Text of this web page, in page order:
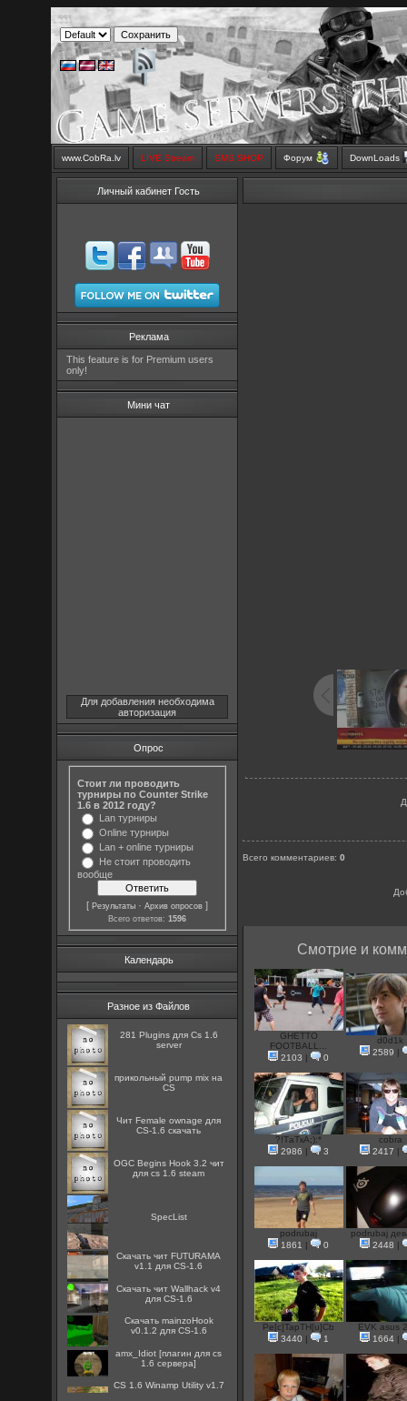
www.CobRa.lv LIVE Stream SMS SHOP Форум DownLoads
Личный кабинет Гость
Реклама
This feature is for Premium users
only!
Мини чат
Для добавления необходима
авторизация
Опрос
Стоит ли проводить
турниры по Counter Strike
1.6 в 2012 году?
Lan турниры
Online турниры
Lan + online турниры
Не стоит проводить
вообще
[Результаты ·Архив опросов ]
Всего ответов:1596
Календарь
Разное из Файлов
281 Plugins для Cs 1.6
server
прикольный pump mix на
CS
Чит Female ownage для
CS-1.6 скачать
OGC Begins Hook 3.2 чит
для cs 1.6 steam
SpecList
Скачать чит FUTURAMA
v1.1 для CS-1.6
Скачать чит Wallhack v4
для CS-1.6
Скачать mainzoHook
v0.1.2 для CS-1.6
amx_Idiot [плагин для cs
1.6 сервера]
CS 1.6 Winamp Utility v1.7
Всего комментариев:0
Смотрие и
GHETTO
FOOTBALL...
2103
| 0
d0d1k
2589
|
?!ТаТкА;):*
2986
| 3
cobra
2417
|
podrubaj
1861
| 0
podrubaj
2448
|
Pe[c]TapTH[u]Cb
3440
| 1
EVK asus
1664 |